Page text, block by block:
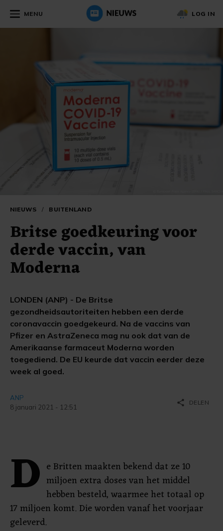
MENU LOG IN
NIEUWS / BUITENLAND
Britse goedkeuring voor
derde vaccin, van
Moderna
LONDEN (ANP) - De Britse
gezondheidsautoriteiten hebben een derde
coronavaccin goedgekeurd. Na de vaccins van
Pfizer en AstraZeneca mag nu ook dat van de
Amerikaanse farmaceut Moderna worden
toegediend. De EU keurde dat vaccin eerder deze
week al goed.
ANP
8 januari 2021 - 12:51
share DELEN
D e Britten maakten bekend dat ze 10
miljoen extra doses van het middel
hebben besteld, waarmee het totaal op
17 miljoen komt. Die worden vanaf het voorjaar
geleverd.